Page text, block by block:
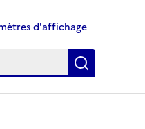
d'affichage
Recherche